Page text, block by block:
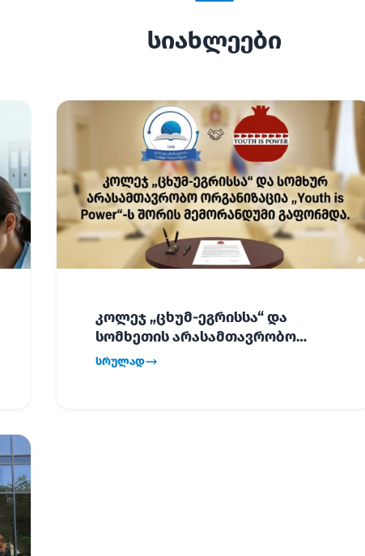
სიახლეები
კოლეჯ „ცხუმ-ეგრისსა“ და
სომხეთის არასამთავრობო
ორგანიზაცია „Youth is Power“-ს
სრულად